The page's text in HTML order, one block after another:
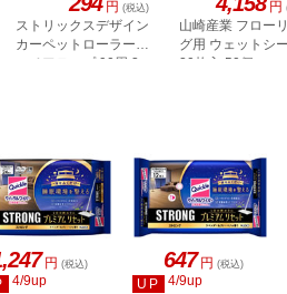
円 (税込)
ストリックスデザイン
カーペットローラー
スペアテープ 90周 3
円
山崎産業 フロー
グ用 ウェットシ
20枚入 50個
円 (税込)
4/9up
647 円 (税込)
UP
4/9up